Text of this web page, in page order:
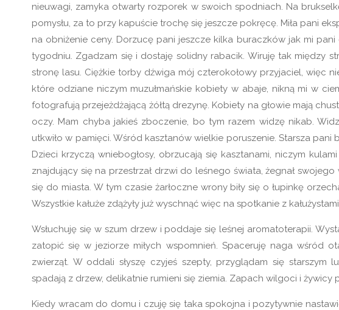
nieuwagi, zamyka otwarty rozporek w swoich spodniach. Na
pomysłu, za to przy kapuście trochę się jeszcze pokręcę. Miła pani
na obniżenie ceny. Dorzucę pani jeszcze kilka buraczków jak mi
tygodniu. Zgadzam się i dostaję solidny rabacik. Wiruję tak między
stronę lasu. Ciężkie torby dźwiga mój czterokołowy przyjaciel, więc
które odziane niczym muzułmańskie kobiety w abaje, nikną mi w
fotografują przejeżdżającą żółtą drezynę. Kobiety na głowie mają
oczy. Mam chyba jakieś zboczenie, bo tym razem widzę nikab.
utkwiło w pamięci. Wśród kasztanów wielkie poruszenie. Starsza
Dzieci krzyczą wniebogłosy, obrzucają się kasztanami, niczym
znajdujący się na przestrzał drzwi do leśnego świata, żegnał
się do miasta. W tym czasie żarłoczne wrony biły się o łupinkę
Wszystkie kałuże zdążyły już wyschnąć więc na spotkanie z
Wsłuchuję się w szum drzew i poddaje się leśnej aromatoterapii.
zatopić się w jeziorze miłych wspomnień. Spaceruję naga wśród
zwierząt. W oddali słyszę czyjeś szepty, przyglądam się starszym
spadają z drzew, delikatnie rumieni się ziemia. Zapach wilgoci i żywicy
Kiedy wracam do domu i czuję się taka spokojna i pozytywnie